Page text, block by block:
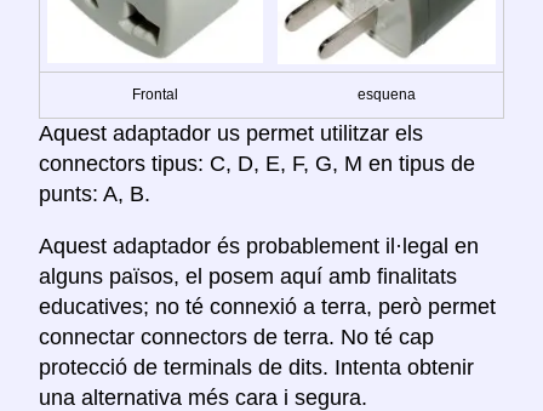
Frontal esquena
Aquest adaptador us permet utilitzar els
connectors tipus: C, D, E, F, G, M en tipus de
punts: A, B.
Aquest adaptador és probablement il·legal en
alguns països, el posem aquí amb finalitats
educatives; no té connexió a terra, però permet
connectar connectors de terra. No té cap
protecció de terminals de dits. Intenta obtenir
una alternativa més cara i segura.